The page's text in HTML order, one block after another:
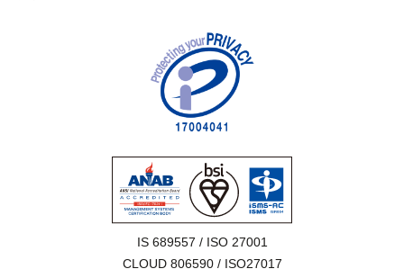
IS 689557 / ISO 27001
CLOUD 806590 / ISO27017